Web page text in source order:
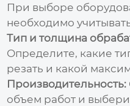
При выборе
необходимо
Тип и толщина
Определите, какие
резать и какой
Производительность:
объем работ и